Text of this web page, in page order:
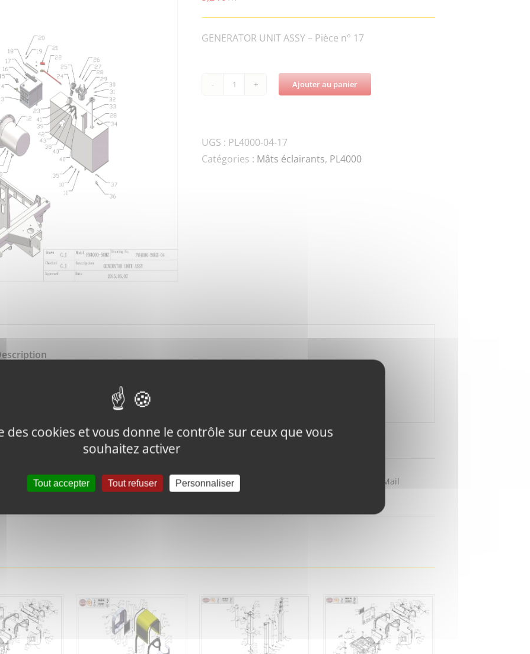
GENERATOR UNIT ASSY – Pièce n° 17
quantité
50HZ-
800-
Ajouter au panier
UGS : PL4000-04-17
Catégories : Mâts éclairants, PL4000
Tweeter ce
produit
Épingler ce
produit
Partager par Mail
des cookies et vous donne le contrôle sur ceux que vous
souhaitez activer
Tout accepter Tout refuser Personnaliser